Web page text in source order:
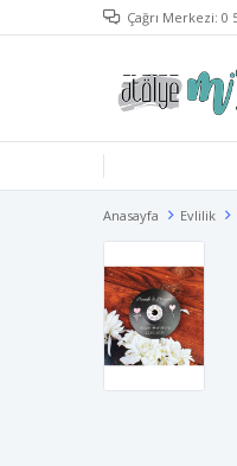
Çağrı Merkezi: 0
Anasayfa Evlilik